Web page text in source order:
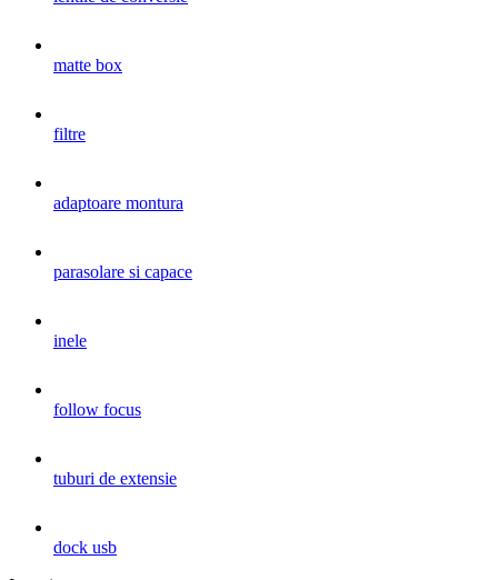
matte box
filtre
adaptoare montura
parasolare si capace
inele
follow focus
tuburi de extensie
dock usb